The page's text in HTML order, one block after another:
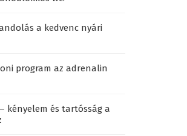
a kedvenc nyári
program az adrenalin
kényelem és tartósság a